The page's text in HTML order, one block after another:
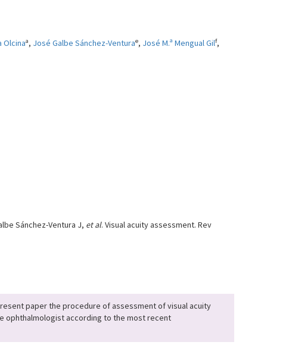
Olcinaa, José Galbe Sánchez-Venturae, José M.ª Mengual Gilf,
Sánchez-Ventura J, et al. Visual acuity assessment. Rev
paper the procedure of assessment of visual acuity
ophthalmologist according to the most recent